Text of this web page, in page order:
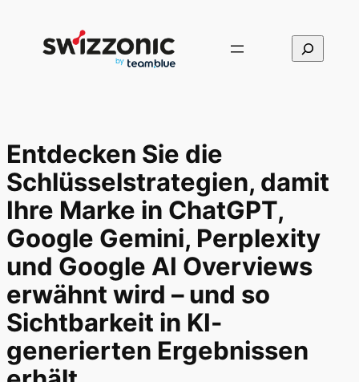
Suchen
Entdecken Sie die
Schlüsselstrategien, damit
Ihre Marke in ChatGPT,
Google Gemini, Perplexity
und Google AI Overviews
erwähnt wird – und so
Sichtbarkeit in KI-
generierten Ergebnissen